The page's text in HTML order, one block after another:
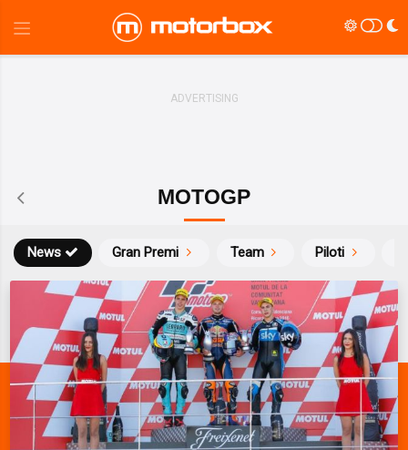
MOTOGP
News Gran Premi Team Piloti